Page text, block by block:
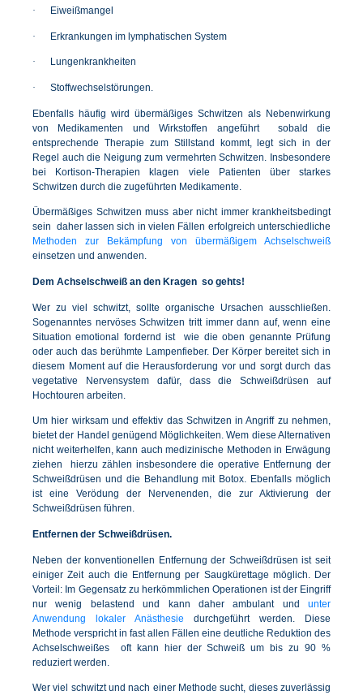
· Eiweißmangel
· Erkrankungen im lymphatischen System
· Lungenkrankheiten
· Stoffwechselstörungen.
Ebenfalls häufig wird übermäßiges Schwitzen als Nebenwirkung
von Medikamenten und Wirkstoffen angeführt  sobald die
entsprechende Therapie zum Stillstand kommt, legt sich in der
Regel auch die Neigung zum vermehrten Schwitzen. Insbesondere
bei Kortison-Therapien klagen viele Patienten über starkes
Schwitzen durch die zugeführten Medikamente.
Übermäßiges Schwitzen muss aber nicht immer krankheitsbedingt
sein  daher lassen sich in vielen Fällen erfolgreich unterschiedliche
Methoden zur Bekämpfung von übermäßigem Achselschweiß
einsetzen und anwenden.
Dem Achselschweiß an den Kragen  so gehts!
Wer zu viel schwitzt, sollte organische Ursachen ausschließen.
Sogenanntes nervöses Schwitzen tritt immer dann auf, wenn eine
Situation emotional fordernd ist  wie die oben genannte Prüfung
oder auch das berühmte Lampenfieber. Der Körper bereitet sich in
diesem Moment auf die Herausforderung vor und sorgt durch das
vegetative Nervensystem dafür, dass die Schweißdrüsen auf
Hochtouren arbeiten.
Um hier wirksam und effektiv das Schwitzen in Angriff zu nehmen,
bietet der Handel genügend Möglichkeiten. Wem diese Alternativen
nicht weiterhelfen, kann auch medizinische Methoden in Erwägung
ziehen  hierzu zählen insbesondere die operative Entfernung der
Schweißdrüsen und die Behandlung mit Botox. Ebenfalls möglich
ist eine Verödung der Nervenenden, die zur Aktivierung der
Schweißdrüsen führen.
Entfernen der Schweißdrüsen.
Neben der konventionellen Entfernung der Schweißdrüsen ist seit
einiger Zeit auch die Entfernung per Saugkürettage möglich. Der
Vorteil: Im Gegensatz zu herkömmlichen Operationen ist der Eingriff
nur wenig belastend und kann daher ambulant und unter
Anwendung lokaler Anästhesie durchgeführt werden. Diese
Methode verspricht in fast allen Fällen eine deutliche Reduktion des
Achselschweißes  oft kann hier der Schweiß um bis zu 90 %
reduziert werden.
Wer viel schwitzt und nach einer Methode sucht, dieses zuverlässig